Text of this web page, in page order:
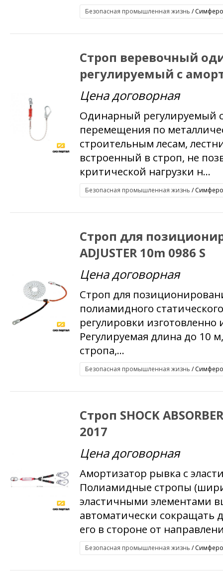
Безопасная промышленная жизнь /
Строп веревочный
регулируемый с
Цена договорная
Одинарный регулируемый
перемещения по
строительным лесам,
встроенный в строп, не
критической нагрузки н...
Безопасная промышленная жизнь /
Строп для
ADJUSTER 10m 0986 S
Цена договорная
Строп для
полиамидного
регулировки
Регулируемая длина до 10
стропа,...
Безопасная промышленная жизнь /
Строп SHOCK
2017
Цена договорная
Амортизатор рывка с
Полиамидные стропы
эластичными элементами
автоматически сокращать
его в стороне от
Безопасная промышленная жизнь /